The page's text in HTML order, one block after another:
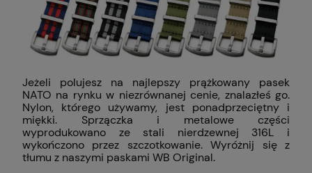
Jeżeli polujesz na najlepszy prążkowany pasek
NATO na rynku w niezrównanej cenie, znalazłeś go.
Nylon, którego używamy, jest ponadprzeciętny i
miękki. Sprzączka i metalowe części
wyprodukowano ze stali nierdzewnej 316L i
wykończono przez szczotkowanie. Wyróżnij się z
tłumu z naszymi paskami WB Original.